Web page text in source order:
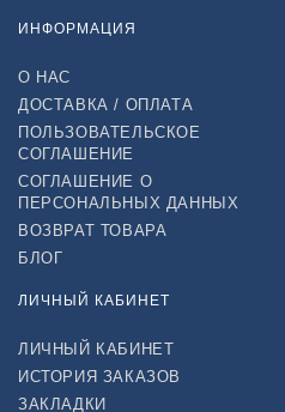
ИНФОРМАЦИЯ
О НАС
ДОСТАВКА / ОПЛАТА
ПОЛЬЗОВАТЕЛЬСКОЕ
СОГЛАШЕНИЕ
СОГЛАШЕНИЕ О
ПЕРСОНАЛЬНЫХ ДАННЫХ
ВОЗВРАТ ТОВАРА
БЛОГ
ЛИЧНЫЙ КАБИНЕТ
ЛИЧНЫЙ КАБИНЕТ
ИСТОРИЯ ЗАКАЗОВ
ЗАКЛАДКИ